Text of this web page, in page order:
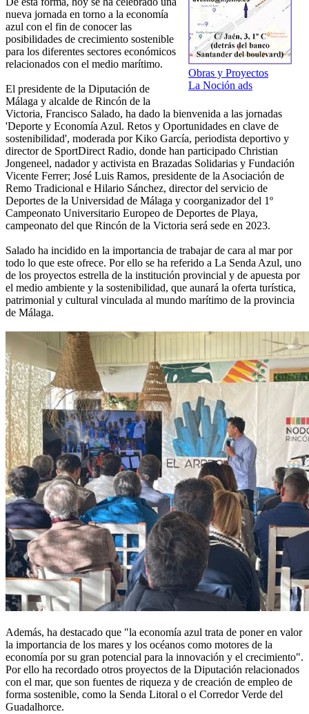
Obras y Proyectos
La Noción ads
nueva jornada en torno a la economía
azul con el fin de conocer las
posibilidades de crecimiento sostenible
para los diferentes sectores económicos
relacionados con el medio marítimo.
El presidente de la Diputación de
Málaga y alcalde de Rincón de la
Victoria, Francisco Salado, ha dado la bienvenida a las jornadas
'Deporte y Economía Azul. Retos y Oportunidades en clave de
sostenibilidad', moderada por Kiko García, periodista deportivo y
director de SportDirect Radio, donde han participado Christian
Jongeneel, nadador y activista en Brazadas Solidarias y Fundación
Vicente Ferrer; José Luis Ramos, presidente de la Asociación de
Remo Tradicional e Hilario Sánchez, director del servicio de
Deportes de la Universidad de Málaga y coorganizador del 1º
Campeonato Universitario Europeo de Deportes de Playa,
campeonato del que Rincón de la Victoria será sede en 2023.
Salado ha incidido en la importancia de trabajar de cara al mar por
todo lo que este ofrece. Por ello se ha referido a La Senda Azul, uno
de los proyectos estrella de la institución provincial y de apuesta por
el medio ambiente y la sostenibilidad, que aunará la oferta turística,
patrimonial y cultural vinculada al mundo marítimo de la provincia
de Málaga.
Además, ha destacado que "la economía azul trata de poner en valor
la importancia de los mares y los océanos como motores de la
economía por su gran potencial para la innovación y el crecimiento".
Por ello ha recordado otros proyectos de la Diputación relacionados
con el mar, que son fuentes de riqueza y de creación de empleo de
forma sostenible, como la Senda Litoral o el Corredor Verde del
Guadalhorce.